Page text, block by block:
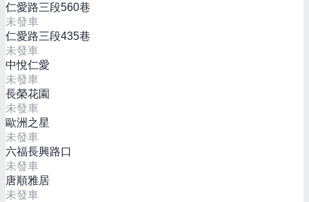
仁愛路三段560巷
未發車
仁愛路三段435巷
未發車
中悅仁愛
未發車
長榮花園
未發車
歐洲之星
未發車
六福長興路口
未發車
唐順雅居
未發車